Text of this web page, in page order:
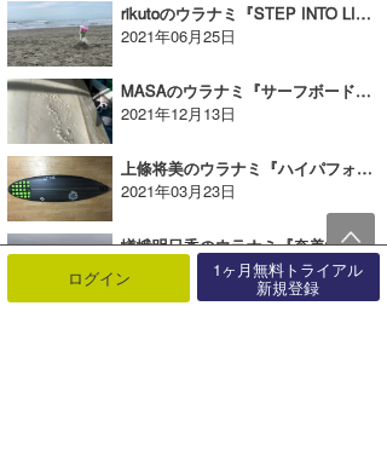
rikutoのウラナミ『STEP INTO LIQUID』
2021年06月25日
MASAのウラナミ『サーフボードが泣いている』
2021年12月13日
上條将美のウラナミ『ハイパフォーマンスボード』
2021年03月23日
嵯峨明日香のウラナミ『奄美女子旅』
2016年03月28日
ログイン 1ヶ月無料トライアル
新規登録